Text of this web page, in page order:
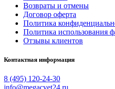
Возвраты и отмены
Договор оферта
Политика
Политика использования
Отзывы клиентов
Контактная информация
8 (495) 120-24-30